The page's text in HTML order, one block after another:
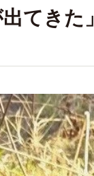
てきた」